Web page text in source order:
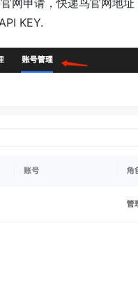
网申请，快递鸟官网地址
KEY.